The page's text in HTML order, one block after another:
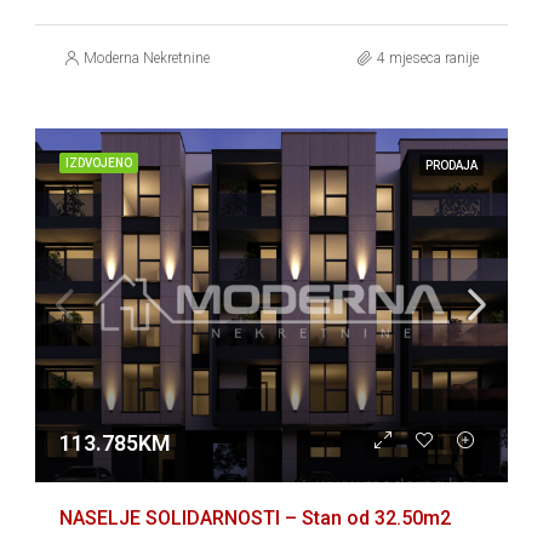
Moderna Nekretnine 4 mjeseca ranije
IZDVOJENO PRODAJA
113.785KM
NASELJE SOLIDARNOSTI – Stan od 32.50m2